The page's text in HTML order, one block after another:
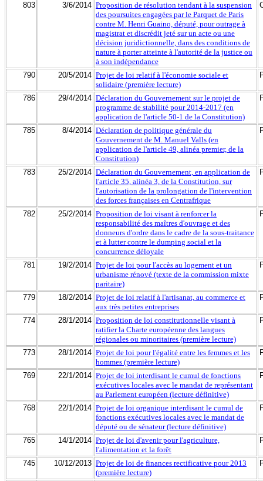
803 3/6/2014 Proposition de résolution tendant à la suspension
des poursuites engagées par le Parquet de Paris
contre M. Henri Guaino, député, pour outrage à
magistrat et discrédit jeté sur un acte ou une
décision juridictionnelle, dans des conditions de
nature à porter atteinte à l'autorité de la justice ou
à son indépendance
790 20/5/2014 Projet de loi relatif à l'économie sociale et
solidaire (première lecture)
786 29/4/2014 Déclaration du Gouvernement sur le projet de
programme de stabilité pour 2014-2017 (en
application de l'article 50-1 de la Constitution)
785 8/4/2014 Déclaration de politique générale du
Gouvernement de M. Manuel Valls (en
application de l'article 49, alinéa premier, de la
Constitution)
783 25/2/2014 Déclaration du Gouvernement, en application de
l'article 35, alinéa 3, de la Constitution, sur
l'autorisation de la prolongation de l'intervention
des forces françaises en Centrafrique
782 25/2/2014 Proposition de loi visant à renforcer la
responsabilité des maîtres d'ouvrage et des
donneurs d'ordre dans le cadre de la sous-traitance
et à lutter contre le dumping social et la
concurrence déloyale
781 19/2/2014 Projet de loi pour l'accès au logement et un
urbanisme rénové (texte de la commission mixte
paritaire)
779 18/2/2014 Projet de loi relatif à l'artisanat, au commerce et
aux très petites entreprises
774 28/1/2014 Proposition de loi constitutionnelle visant à
ratifier la Charte européenne des langues
régionales ou minoritaires (première lecture)
773 28/1/2014 Projet de loi pour l'égalité entre les femmes et les
hommes (première lecture)
769 22/1/2014 Projet de loi interdisant le cumul de fonctions
exécutives locales avec le mandat de représentant
au Parlement européen (lecture définitive)
768 22/1/2014 Projet de loi organique interdisant le cumul de
fonctions exécutives locales avec le mandat de
député ou de sénateur (lecture définitive)
765 14/1/2014 Projet de loi d'avenir pour l'agriculture,
l'alimentation et la forêt
745 10/12/2013 Projet de loi de finances rectificative pour 2013
(première lecture)